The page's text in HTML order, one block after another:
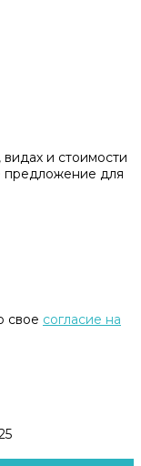
и стоимости
предложение для
свое согласие на